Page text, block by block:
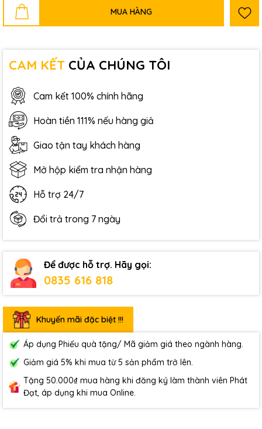
MUA HÀNG
CAM KẾT CỦA CHÚNG TÔI
Cam kết 100% chính hãng
Hoàn tiền 111% nếu hàng giả
Giao tận tay khách hàng
Mở hộp kiểm tra nhận hàng
Hỗ trợ 24/7
Đổi trả trong 7 ngày
Để được hỗ trợ. Hãy gọi:
0835 616 818
Khuyến mãi đặc biệt !!!
Áp dụng Phiếu quà tặng/ Mã giảm giá theo ngành hàng.
Giảm giá 5% khi mua từ 5 sản phẩm trở lên.
Tặng 50.000₫ mua hàng khi đăng ký làm thành viên Phát
Đạt, áp dụng khi mua Online.